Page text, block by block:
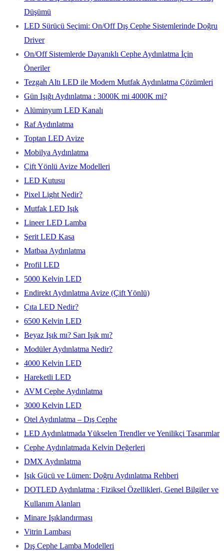
Düşümü
LED Sürücü Seçimi: On/Off Dış Cephe Sistemlerinde Doğru
Driver
On/Off Sistemlerde Dayanıklı Cephe Aydınlatma İçin
Öneriler
Tezgah Altı LED ile Modern Mutfak Aydınlatma Çözümleri
Gün Işığı Aydınlatma : 3000K mi 4000K mi?
Alüminyum LED Kanalı
Raf Aydınlatma
Toptan LED Avize
Mobilya Aydınlatma
Çift Yönlü Avize Modelleri
LED Kutusu
Pixel Light Nedir?
Mutfak LED Işık
Lineer LED Lamba
Şerit LED Kasa
Matbaa Aydınlatma
Profil LED
5000 Kelvin LED
Endirekt Aydınlatma Avize (Çift Yönlü)
Çıta LED Nedir?
6500 Kelvin LED
Beyaz Işık mı? Sarı Işık mı?
Modüler Aydınlatma Nedir?
4000 Kelvin LED
Hareketli LED
AVM Cephe Aydınlatma
3000 Kelvin LED
Otel Aydınlatma – Dış Cephe
LED Aydınlatmada Yükselen Trendler ve Yenilikçi Tasarımlar
Cephe Aydınlatmada Kelvin Değerleri
DMX Aydınlatma
Işık Gücü ve Lümen: Doğru Aydınlatma Rehberi
DOTLED Aydınlatma : Fiziksel Özellikleri, Genel Bilgiler ve
Kullanım Alanları
Minare Işıklandırması
Vitrin Lambası
Dış Cephe Lamba Modelleri